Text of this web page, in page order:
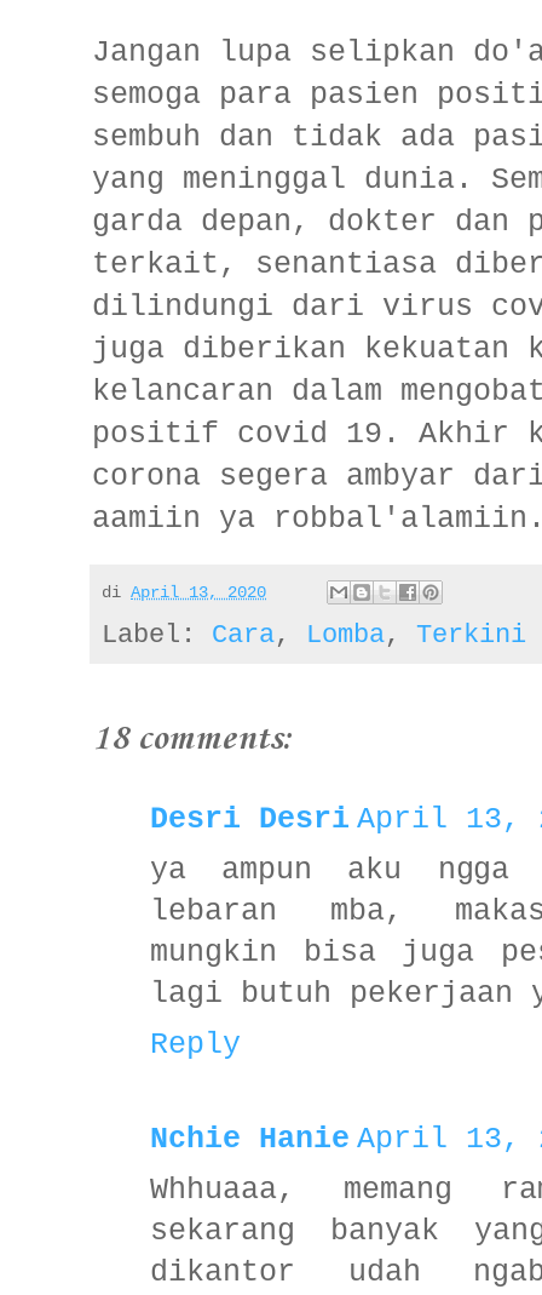
Jangan lupa selipkan
semoga para pasien
sembuh dan tidak ada
yang meninggal dunia.
garda depan, dokter dan
terkait, senantiasa
dilindungi dari virus
juga diberikan kekuatan
kelancaran dalam
positif covid 19. Akhir
corona segera ambyar
aamiin ya
di April 13, 2020
Label: Cara, Lomba, Terkini
18 comments:
Desri Desri April 13,
ya ampun aku
lebaran mba,
mungkin bisa juga
lagi butuh pekerjaan
Reply
Nchie Hanie April 13,
Whhuaaa, memang
sekarang banyak
dikantor udah